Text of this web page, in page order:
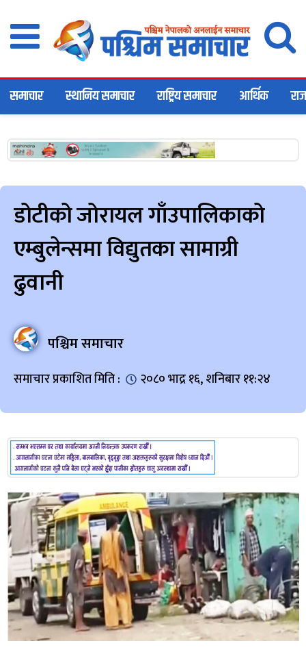
समाचार स्थानिय समाचार राष्ट्रिय समाचार आर्थिक
डोटीको जोरायल गाँउपालिकाको
एम्बुलेन्समा विद्युतका सामाग्री
ढुवानी
पश्चिम समाचार
समाचार प्रकाशित मिति : २०८० भाद्र १६, शनिबार ११:२४